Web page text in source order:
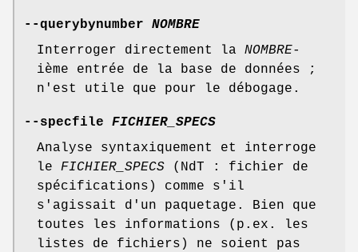
--querybynumber NOMBRE
Interroger directement la NOMBRE-
ième entrée de la base de données ;
n'est utile que pour le débogage.
--specfile FICHIER_SPECS
Analyse syntaxiquement et interroge
le FICHIER_SPECS (NdT : fichier de
spécifications) comme s'il
s'agissait d'un paquetage. Bien que
toutes les informations (p.ex. les
listes de fichiers) ne soient pas